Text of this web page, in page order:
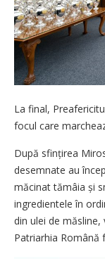
La final,
focul care
După sfințirea
desemnate au
măcinat tămâia și
ingredientele în
din ulei de
Patriarhia Română